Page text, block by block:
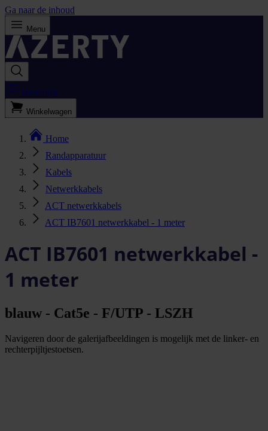
Ga naar de inhoud
Menu
Bestellijst
Winkelwagen
Home
Randapparatuur
Kabels
Netwerkkabels
ACT netwerkkabels
ACT IB7601 netwerkkabel - 1 meter
ACT IB7601 netwerkkabel -
1 meter
blauw - Cat5e - F/UTP - LSZH
Navigeren door de galerijafbeeldingen is mogelijk met de linker- en
rechterpijltjestoetsen.